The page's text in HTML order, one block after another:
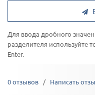
Для ввода дробного
разделителя используйте
Enter.
0 отзывов / Написать